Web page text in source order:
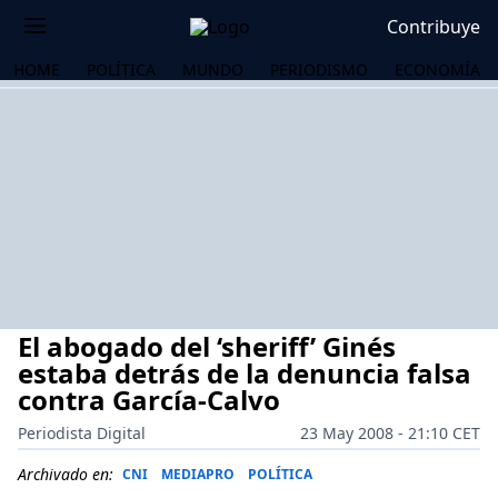
Contribuye
HOME POLÍTICA MUNDO PERIODISMO ECONOMÍA
El abogado del ‘sheriff’ Ginés
estaba detrás de la denuncia falsa
contra García-Calvo
Periodista Digital
23 May 2008 - 21:10 CET
Archivado en: CNI MEDIAPRO POLÍTICA